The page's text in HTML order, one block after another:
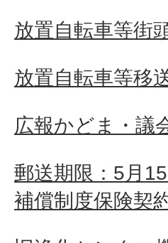
放置自転車等街
放置自転車等移
広報かどま・議
郵送期限：5月
補償制度保険契